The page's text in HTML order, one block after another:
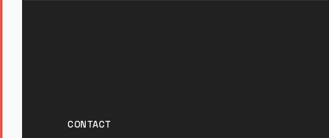
CONTACT